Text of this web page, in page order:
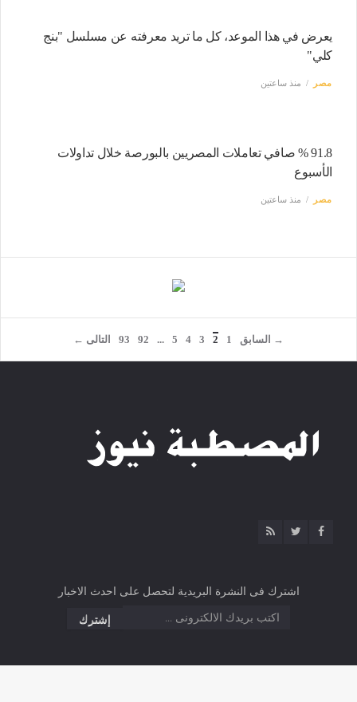
يعرض في هذا الموعد، كل ما تريد معرفته عن مسلسل "بنج
كلي"
مصر منذ ساعتين
91.8 % صافي تعاملات المصريين بالبورصة خلال تداولات
الأسبوع
مصر منذ ساعتين
→ السابق 1
2
3
4
5
...
92
93 التالى ←
اشترك فى النشرة البريدية لتحصل على احدث الاخبار